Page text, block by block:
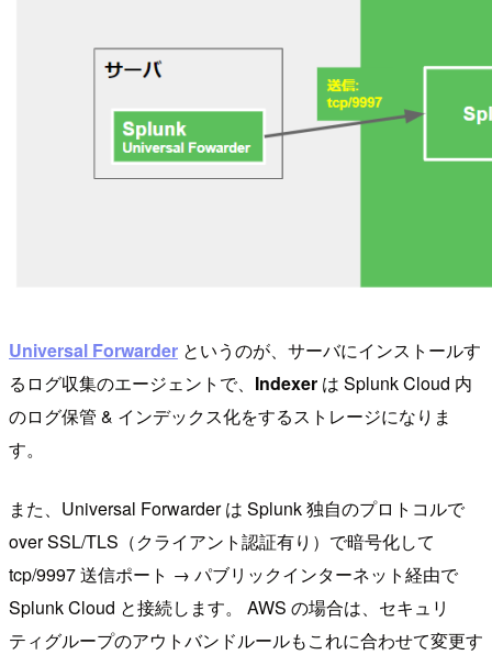
Universal Forwarder というのが、サーバにインストールす
るログ収集のエージェントで、 Indexer は Splunk Cloud 内
のログ保管 & インデックス化をするストレージになりま
す。
また、Universal Forwarder は Splunk 独自のプロトコルで
over SSL/TLS（クライアント認証有り）で暗号化して
tcp/9997 送信ポート → パブリックインターネット経由で
Splunk Cloud と接続します。 AWS の場合は、セキュリ
ティグループのアウトバンドルールもこれに合わせて変更す